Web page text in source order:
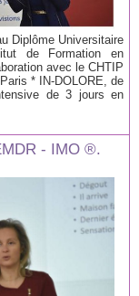
Diplôme Universitaire
de Formation en
avec le CHTIP
* IN-DOLORE, de
de 3 jours en
- IMO ®.